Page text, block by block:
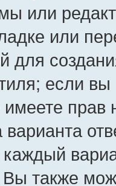
или
или
для
если
прав
Вы также